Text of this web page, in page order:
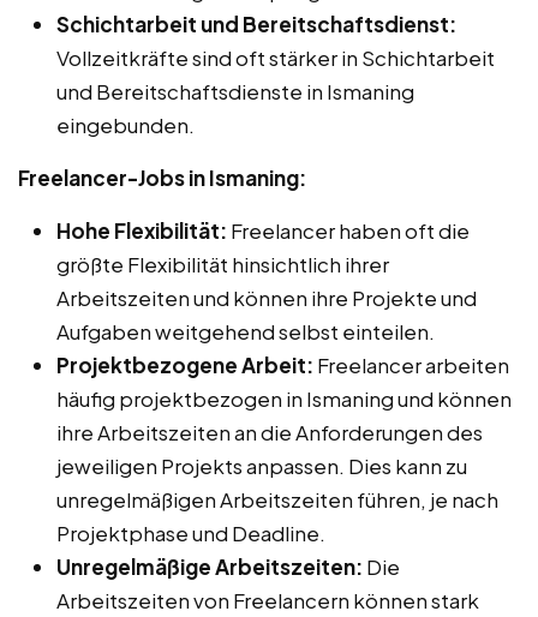
Schichtarbeit und Bereitschaftsdienst:
Vollzeitkräfte sind oft stärker in Schichtarbeit
und Bereitschaftsdienste in Ismaning
eingebunden.
Freelancer-Jobs in Ismaning:
Hohe Flexibilität: Freelancer haben oft die
größte Flexibilität hinsichtlich ihrer
Arbeitszeiten und können ihre Projekte und
Aufgaben weitgehend selbst einteilen.
Projektbezogene Arbeit: Freelancer arbeiten
häufig projektbezogen in Ismaning und können
ihre Arbeitszeiten an die Anforderungen des
jeweiligen Projekts anpassen. Dies kann zu
unregelmäßigen Arbeitszeiten führen, je nach
Projektphase und Deadline.
Unregelmäßige Arbeitszeiten: Die
Arbeitszeiten von Freelancern können stark